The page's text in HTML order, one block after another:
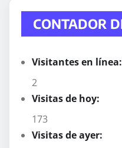
CONTADOR
Visitantes en línea:
2
Visitas de hoy:
173
Visitas de ayer: